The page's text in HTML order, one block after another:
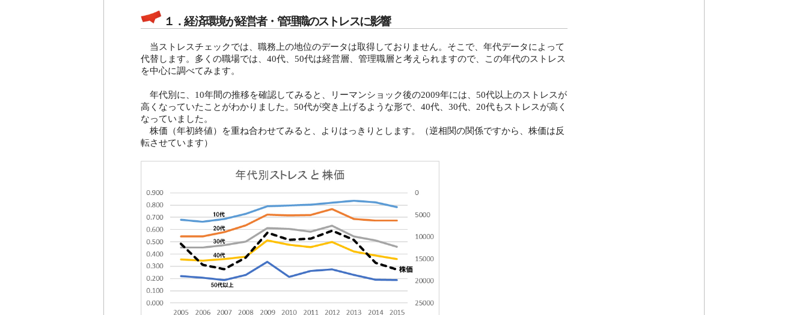
１．経済環境が経営者・管理職のストレスに影響
当ストレスチェックでは、職務上の地位のデータは取得しておりません。そこで、年代データによって
代替します。多くの職場では、40代、50代は経営層、管理職層と考えられますので、この年代のストレス
を中心に調べてみます。
年代別に、10年間の推移を確認してみると、リーマンショック後の2009年には、50代以上のストレスが
高くなっていたことがわかりました。50代が突き上げるような形で、40代、30代、20代もストレスが高く
なっていました。
株価（年初終値）を重ね合わせてみると、よりはっきりとします。（逆相関の関係ですから、株価は反
転させています）